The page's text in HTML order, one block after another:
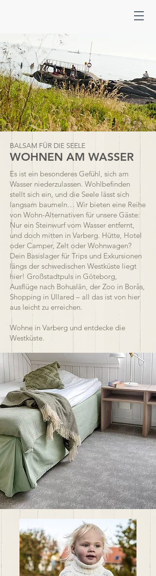
BALSAM FÜR DIE SEELE
WOHNEN AM WASSER
Es ist ein besonderes Gefühl, sich am
Wasser niederzulassen. Wohlbefinden
stellt sich ein, und die Seele lässt sich
langsam baumeln… Wir bieten eine Reihe
von Wohn-Alternativen für unsere Gäste:
Nur ein Steinwurf vom Wasser entfernt,
und doch mitten in Varberg. Hütte, Hotel
oder Camper, Zelt oder Wohnwagen?
Dein Basislager für Trips und Exkursionen
längs der schwedischen Westküste liegt
hier! Großstadtpuls in Göteborg,
Ausflüge nach Bohuslän, der Zoo in Borås,
Shopping in Ullared – all das ist von hier
aus leicht zu erreichen.
Wohne in Varberg und entdecke die
Westküste.